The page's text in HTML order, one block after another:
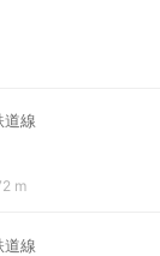
道線
m
道線